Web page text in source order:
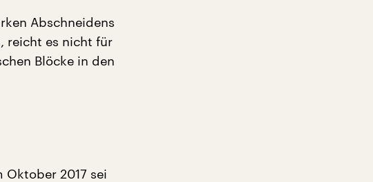
Abschneidens
reicht es nicht für
Blöcke in den
2017 sei